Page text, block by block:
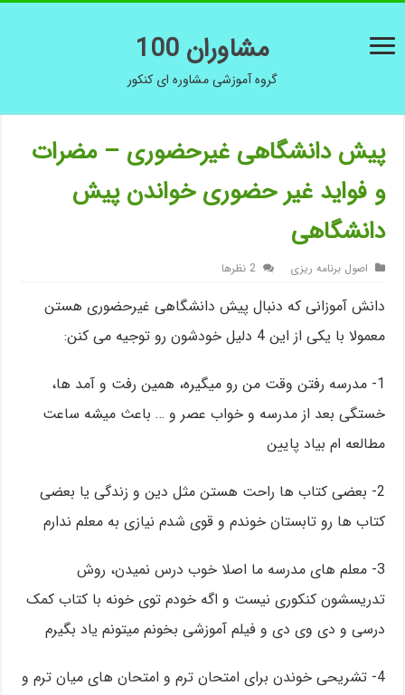
مشاوران 100
گروه آموزشی مشاوره ای کنکور
پیش دانشگاهی غیرحضوری – مضرات
و فواید غیر حضوری خواندن پیش
دانشگاهی
اصول برنامه ریزی 2 نظرها
دانش آموزانی که دنبال پیش دانشگاهی غیرحضوری هستن
معمولا با یکی از این 4 دلیل خودشون رو توجیه می کنن:
1- مدرسه رفتن وقت من رو میگیره، همین رفت و آمد ها،
خستگی بعد از مدرسه و خواب عصر و … باعث میشه ساعت
مطالعه ام بیاد پایین
2- بعضی کتاب ها راحت هستن مثل دین و زندگی یا بعضی
کتاب ها رو تابستان خوندم و قوی شدم نیازی به معلم ندارم
3- معلم های مدرسه ما اصلا خوب درس نمیدن، روش
تدریسشون کنکوری نیست و اگه خودم توی خونه با کتاب کمک
درسی و دی وی دی و فیلم آموزشی بخونم میتونم یاد بگیرم
4- تشریحی خوندن برای امتحان ترم و امتحان های میان ترم و